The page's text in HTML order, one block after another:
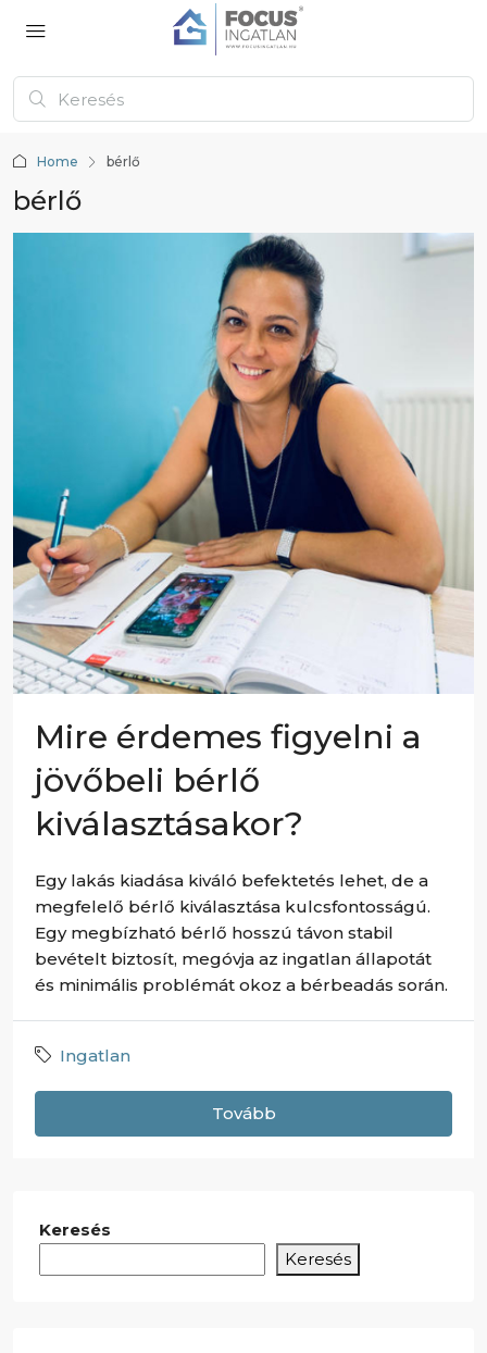
Home bérlő
bérlő
Mire érdemes figyelni a
jövőbeli bérlő
kiválasztásakor?
Egy lakás kiadása kiváló befektetés lehet, de a
megfelelő bérlő kiválasztása kulcsfontosságú.
Egy megbízható bérlő hosszú távon stabil
bevételt biztosít, megóvja az ingatlan állapotát
és minimális problémát okoz a bérbeadás során.
Ingatlan
Tovább
Keresés
Keresés